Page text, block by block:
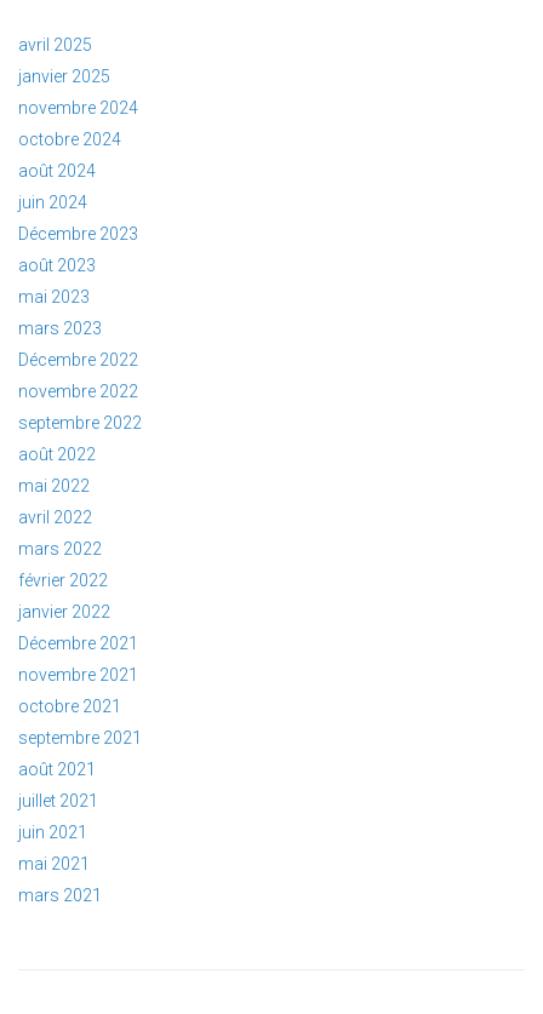
avril 2025
janvier 2025
novembre 2024
octobre 2024
août 2024
juin 2024
Décembre 2023
août 2023
mai 2023
mars 2023
Décembre 2022
novembre 2022
septembre 2022
août 2022
mai 2022
avril 2022
mars 2022
février 2022
janvier 2022
Décembre 2021
novembre 2021
octobre 2021
septembre 2021
août 2021
juillet 2021
juin 2021
mai 2021
mars 2021